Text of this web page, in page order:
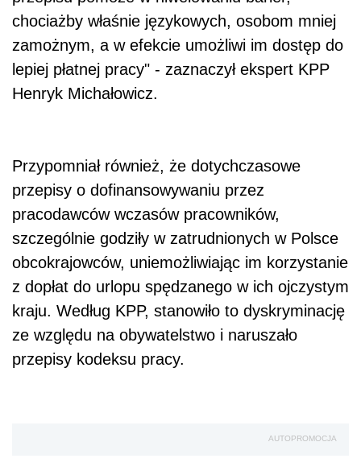
chociażby właśnie językowych, osobom mniej
zamożnym, a w efekcie umożliwi im dostęp do
lepiej płatnej pracy" - zaznaczył ekspert KPP
Henryk Michałowicz.
Przypomniał również, że dotychczasowe
przepisy o dofinansowywaniu przez
pracodawców wczasów pracowników,
szczególnie godziły w zatrudnionych w Polsce
obcokrajowców, uniemożliwiając im korzystanie
z dopłat do urlopu spędzanego w ich ojczystym
kraju. Według KPP, stanowiło to dyskryminację
ze względu na obywatelstwo i naruszało
przepisy kodeksu pracy.
AUTOPROMOCJA